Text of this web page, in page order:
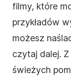
filmy, które
przykładów
możesz
czytaj dalej.
świeżych